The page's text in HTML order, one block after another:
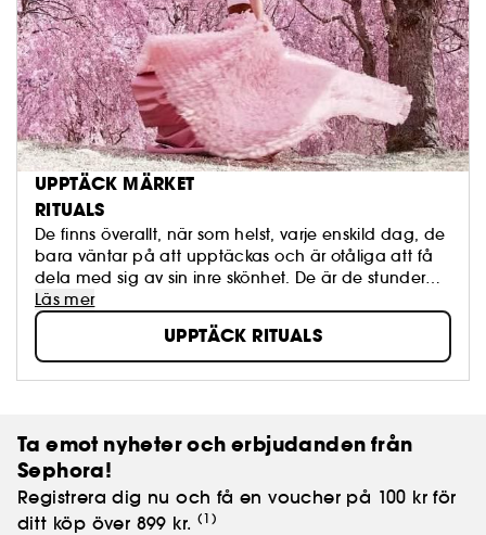
UPPTÄCK MÄRKET
RITUALS
De finns överallt, när som helst, varje enskild dag, de
bara väntar på att upptäckas och är otåliga att få
dela med sig av sin inre skönhet. De är de stunder
som verkar vara meningslösa och som vi oftast bara
missar.
Läs mer
UPPTÄCK RITUALS
Ta emot nyheter och erbjudanden från
Sephora!
Registrera dig nu och få en voucher på 100 kr för
ditt köp över 899 kr. (1)